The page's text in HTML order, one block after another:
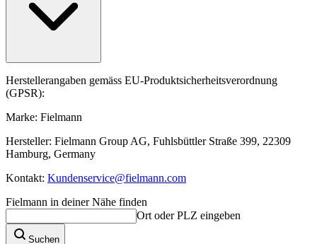
Herstellerangaben gemäss EU-Produktsicherheitsverordnung
(GPSR):
Marke: Fielmann
Hersteller: Fielmann Group AG, Fuhlsbüttler Straße 399, 22309
Hamburg, Germany
Kontakt: Kundenservice@fielmann.com
Fielmann in deiner Nähe finden
Ort oder PLZ eingeben
Suchen